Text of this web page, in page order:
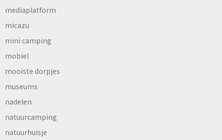
mediaplatform
micazu
mini camping
mobiel
mooiste dorpjes
museums
nadelen
natuurcamping
natuurhuisje